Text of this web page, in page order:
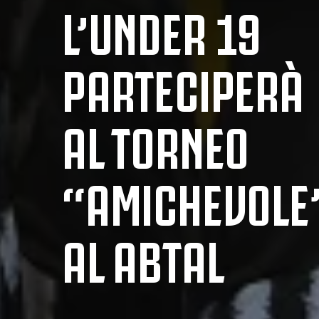
L’UNDER 19
PARTECIPERÀ
AL TORNEO
AL ABTAL